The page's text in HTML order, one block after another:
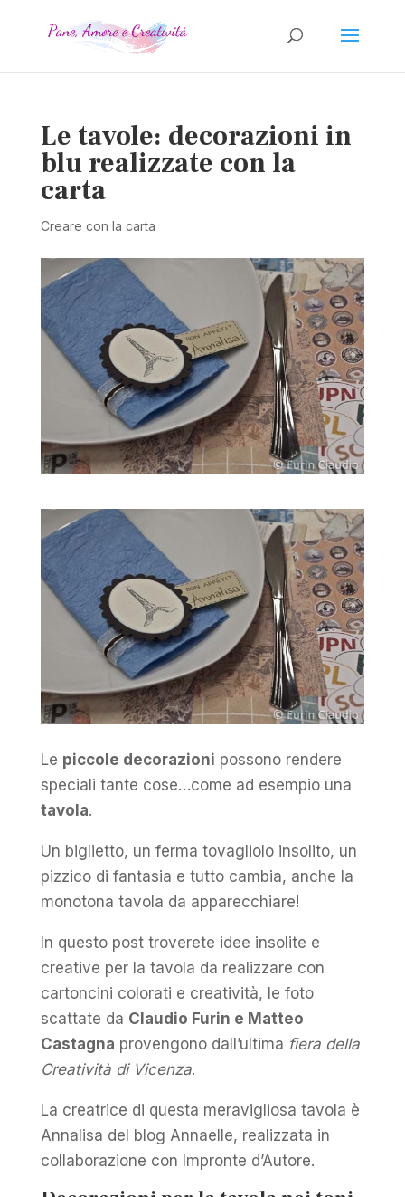
Le tavole: decorazioni in
blu realizzate con la
carta
Creare con la carta
Le piccole decorazioni possono rendere
speciali tante cose…come ad esempio una
tavola.
Un biglietto, un ferma tovagliolo insolito, un
pizzico di fantasia e tutto cambia, anche la
monotona tavola da apparecchiare!
In questo post troverete idee insolite e
creative per la tavola da realizzare con
cartoncini colorati e creatività, le foto
scattate da Claudio Furin e Matteo
Castagna provengono dall’ultima fiera della
Creatività di Vicenza.
La creatrice di questa meravigliosa tavola è
Annalisa del blog Annaelle, realizzata in
collaborazione con Impronte d’Autore.